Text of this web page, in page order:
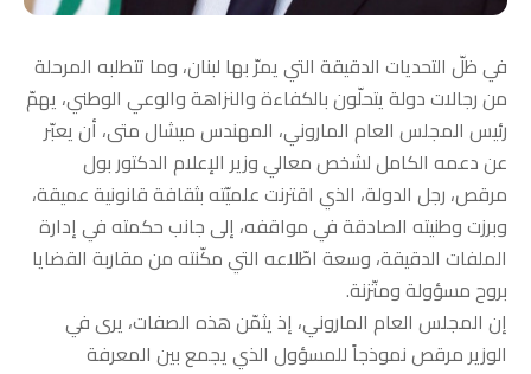
في ظلّ التحديات الدقيقة التي يمرّ بها لبنان، وما تتطلبه المرحلة
من رجالات دولة يتحلّون بالكفاءة والنزاهة والوعي الوطني، يهمّ
رئيس المجلس العام الماروني، المهندس ميشال متى، أن يعبّر
عن دعمه الكامل لشخص معالي وزير الإعلام الدكتور بول
مرقص، رجل الدولة، الذي اقترنت علميّته بثقافة قانونية عميقة،
وبرزت وطنيته الصادقة في مواقفه، إلى جانب حكمته في إدارة
الملفات الدقيقة، وسعة اطّلاعه التي مكّنته من مقاربة القضايا
بروح مسؤولة ومتّزنة.
إن المجلس العام الماروني، إذ يثمّن هذه الصفات، يرى في
الوزير مرقص نموذجاً للمسؤول الذي يجمع بين المعرفة